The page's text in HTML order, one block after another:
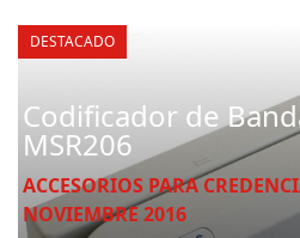
DESTACADO
Digitalizador de
300 LC